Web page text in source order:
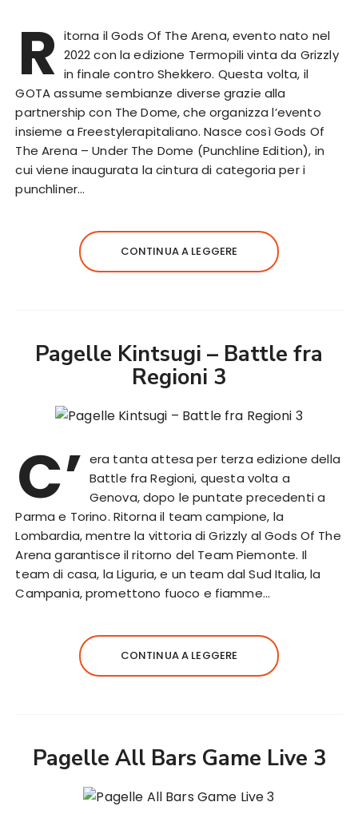
R itorna il Gods Of The Arena, evento nato nel
2022 con la edizione Termopili vinta da Grizzly
in finale contro Shekkero. Questa volta, il
GOTA assume sembianze diverse grazie alla
partnership con The Dome, che organizza l’evento
insieme a Freestylerapitaliano. Nasce così Gods Of
The Arena – Under The Dome (Punchline Edition), in
cui viene inaugurata la cintura di categoria per i
punchliner…
CONTINUA A LEGGERE
Pagelle Kintsugi – Battle fra
Regioni 3
C’ era tanta attesa per terza edizione della
Battle fra Regioni, questa volta a
Genova, dopo le puntate precedenti a
Parma e Torino. Ritorna il team campione, la
Lombardia, mentre la vittoria di Grizzly al Gods Of The
Arena garantisce il ritorno del Team Piemonte. Il
team di casa, la Liguria, e un team dal Sud Italia, la
Campania, promettono fuoco e fiamme…
CONTINUA A LEGGERE
Pagelle All Bars Game Live 3